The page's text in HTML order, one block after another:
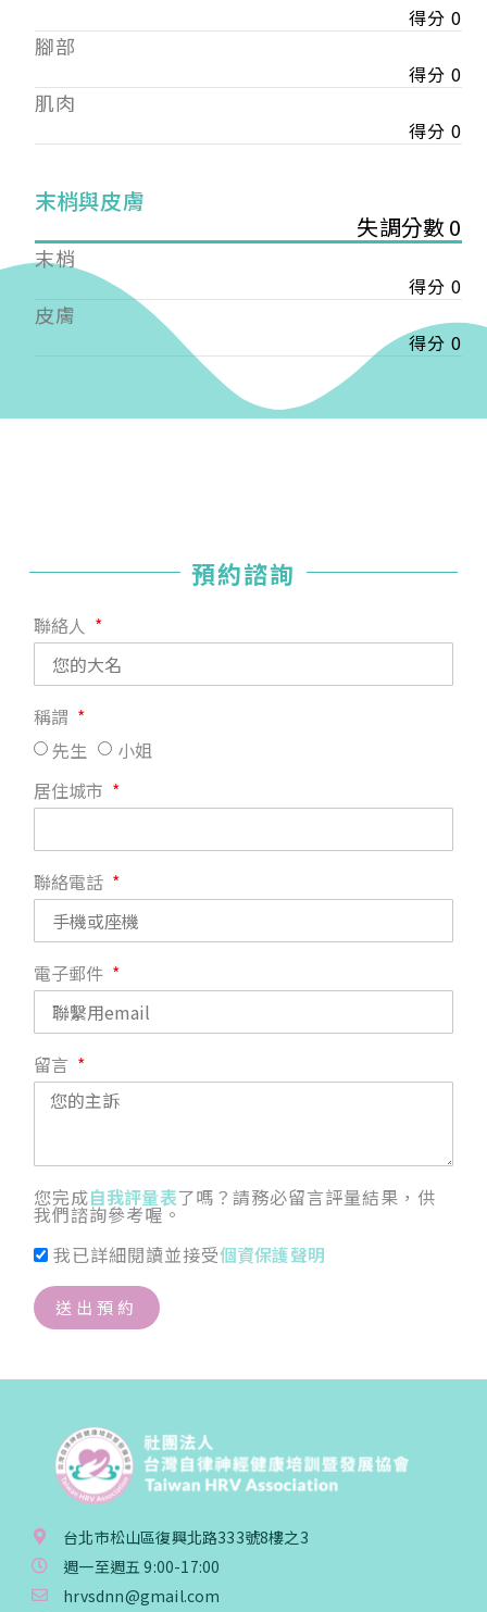
得分 0
腳部
得分 0
肌肉
得分 0
末梢與皮膚
失調分數 0
末梢
得分 0
皮膚
得分 0
預約諮詢
聯絡人
稱謂
先生
小姐
居住城市
聯絡電話
電子郵件
留言
您完成自我評量表了嗎？請務必留言評量結果，供
我們諮詢參考喔。
我已詳細閱讀並接受個資保護聲明
送出預約
台北市松山區復興北路333號8樓之3
週一至週五 9:00-17:00
hrvsdnn@gmail.com
【會費】
入會費新臺幣1200元，於會員入會時繳納；常年會
費1200元，於每年度繳納。
入會費新臺幣3000元，於會員入會時繳納；常年會
費3000元，於每年度繳納。
戶名: 社團法人台灣自律神經健康培訓暨發展協會
帳號: 003-03-501566-2
銀行: (013) 國泰世華 南京東路分行